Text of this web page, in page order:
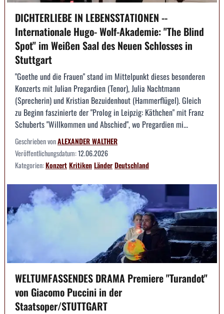
DICHTERLIEBE IN LEBENSSTATIONEN --
Internationale Hugo- Wolf-Akademie: "The Blind
Spot" im Weißen Saal des Neuen Schlosses in
Stuttgart
"Goethe und die Frauen" stand im Mittelpunkt dieses besonderen
Konzerts mit Julian Pregardien (Tenor), Julia Nachtmann
(Sprecherin) und Kristian Bezuidenhout (Hammerflügel). Gleich
zu Beginn faszinierte der "Prolog in Leipzig: Käthchen" mit Franz
Schuberts "Willkommen und Abschied", wo Pregardien mi...
Geschrieben vonALEXANDER WALTHER
Veröffentlichungsdatum:12.06.2026
Kategorien:KonzertKritikenLänderDeutschland
WELTUMFASSENDES DRAMA Premiere "Turandot"
von Giacomo Puccini in der
Staatsoper/STUTTGART